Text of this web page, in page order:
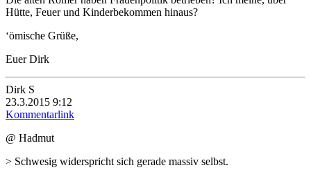
Hütte, Feuer und Kinderbekommen hinaus?
‘ömische Grüße,
Euer Dirk
Dirk S
23.3.2015 9:12
Kommentarlink
@ Hadmut
> Schwesig widerspricht sich gerade massiv selbst.